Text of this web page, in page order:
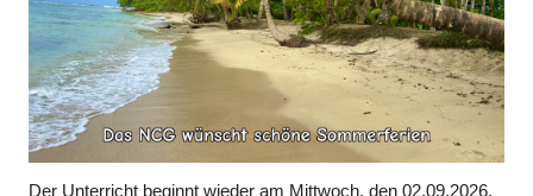
Der Unterricht beginnt wieder am Mittwoch, den 02.09.2026,